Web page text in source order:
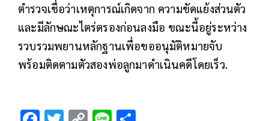
ตำรวจเชื่อว่าเหตุการณ์เกิดจาก ความขัดแย้งส่วนตัว
และมีลักษณะไตร่ตรองก่อนลงมือ ขณะนี้อยู่ระหว่าง
รวบรวมพยานหลักฐานเพื่อขออนุมัติหมายจับ
พร้อมติดตามตัวสองพ่อลูกมาดำเนินคดีโดยเร็ว.